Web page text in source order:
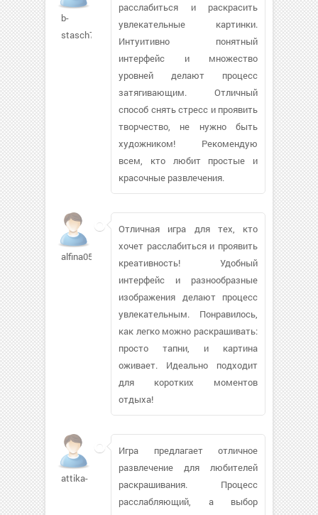
b-
stasch772
расслабиться и раскрасить
увлекательные картинки.
Интуитивно понятный
интерфейс и множество
уровней делают процесс
затягивающим. Отличный
способ снять стресс и проявить
творчество, не нужно быть
художником! Рекомендую
всем, кто любит простые и
красочные развлечения.
alfina05f340
Отличная игра для тех, кто
хочет расслабиться и проявить
креативность! Удобный
интерфейс и разнообразные
изображения делают процесс
увлекательным. Понравилось,
как легко можно раскрашивать:
просто тапни, и картина
оживает. Идеально подходит
для коротких моментов
отдыха!
attika-
Игра предлагает отличное
развлечение для любителей
раскрашивания. Процесс
расслабляющий, а выбор